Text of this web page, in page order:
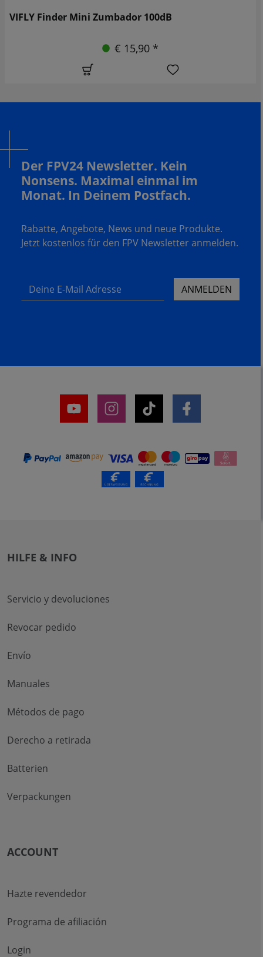
VIFLY Finder Mini Zumbador 100dB
€ 15,90 *
Der FPV24 Newsletter. Kein
Nonsens. Maximal einmal im
Monat. In Deinem Postfach.
Rabatte, Angebote, News und neue Produkte.
Jetzt kostenlos für den FPV Newsletter anmelden.
Deine E-Mail Adresse ANMELDEN
HILFE & INFO
Servicio y devoluciones
Revocar pedido
Envío
Manuales
Métodos de pago
Derecho a retirada
Batterien
Verpackungen
ACCOUNT
Hazte revendedor
Programa de afiliación
Login